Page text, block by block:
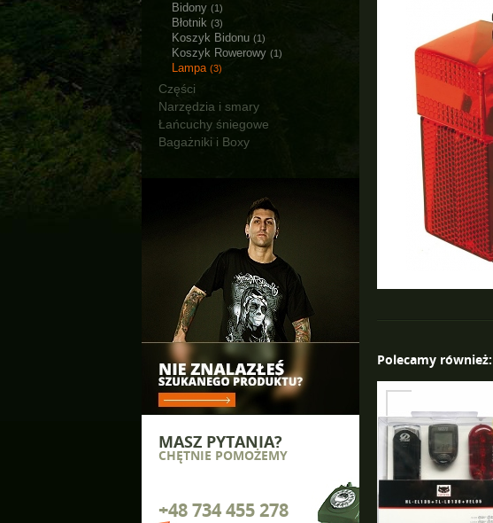
Bidony (1)
Błotnik (3)
Koszyk Bidonu (1)
Koszyk Rowerowy (1)
Lampa (3)
Części
Narzędzia i smary
Łańcuchy śniegowe
Bagażniki i Boxy
MASZ PYTANIA?
CHĘTNIE POMOŻEMY
+48 734 455 278
Polecamy również: